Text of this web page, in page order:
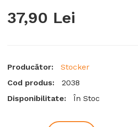
37,90 Lei
Producător:
Stocker
Cod produs:
2038
Disponibilitate:
În Stoc